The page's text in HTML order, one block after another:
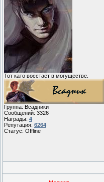
Тот като восстаёт в могуществе.
Группа: Всадники
Сообщений: 3326
Награды: 4
Репутация: 6264
Статус: Offline